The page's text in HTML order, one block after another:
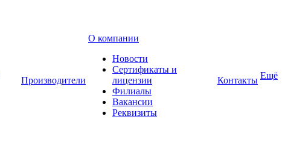
Производители
О компании
Новости
Сертификаты и
лицензии
Филиалы
Вакансии
Реквизиты
Контакты Ещё